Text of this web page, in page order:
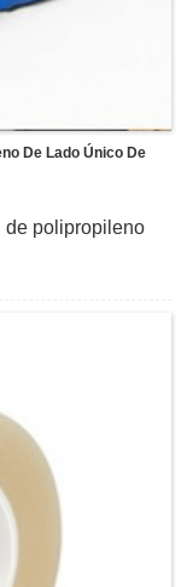
De Lado Único De
de polipropileno
acrílico de
lítio.Possui
do código
e
a aplicação do